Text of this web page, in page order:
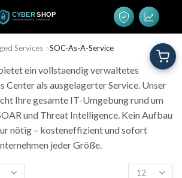
Services SOC-As-A-Service
ein vollstaendig verwaltetes
Center als ausgelagerter Service. Unser
Ihre gesamte IT-Umgebung rund um
und Threat Intelligence. Kein Aufbau
nötig – kosteneffizient und sofort
jeder Größe.